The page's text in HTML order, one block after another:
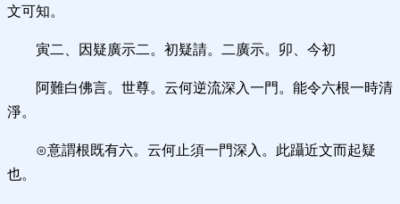
文可知。
寅二、因疑廣示二。初疑請。二廣示。卯、今初
阿難白佛言。世尊。云何逆流深入一門。能令六根一時清
淨。
⊙意謂根既有六。云何止須一門深入。此躡近文而起疑
也。